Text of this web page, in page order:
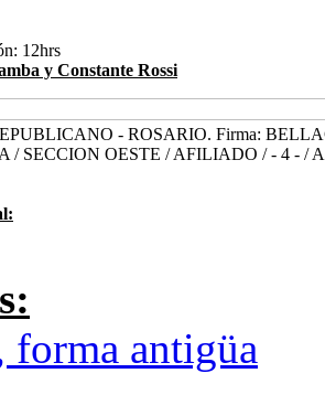
12hrs
y Constante Rossi
- ROSARIO. Firma:
/ SECCION OESTE / AFILIADO / - 4 - /
forma antigüa